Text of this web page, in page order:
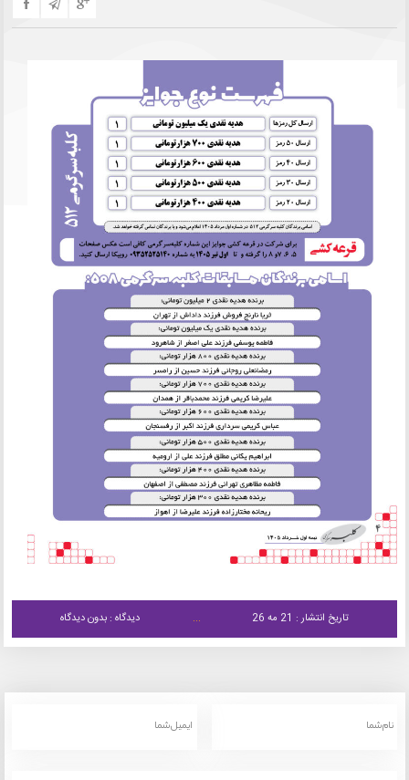
تاریخ انتشار : 21 مه 26 دیدگاه : بدون دیدگاه